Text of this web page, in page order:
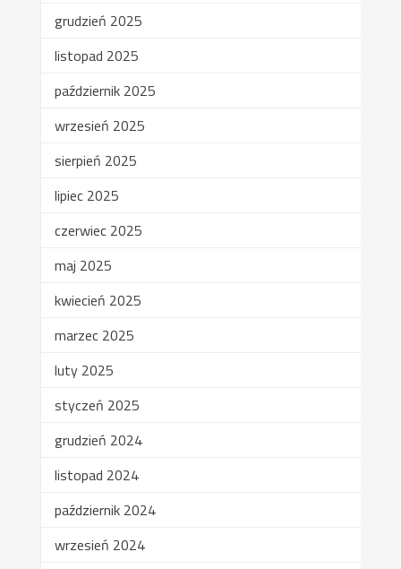
grudzień 2025
listopad 2025
październik 2025
wrzesień 2025
sierpień 2025
lipiec 2025
czerwiec 2025
maj 2025
kwiecień 2025
marzec 2025
luty 2025
styczeń 2025
grudzień 2024
listopad 2024
październik 2024
wrzesień 2024